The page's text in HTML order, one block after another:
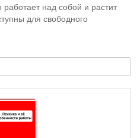
над собой и растит
для свободного